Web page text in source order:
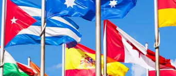
Annonsera
Prenumerera
Läs Språktidningen digitalt